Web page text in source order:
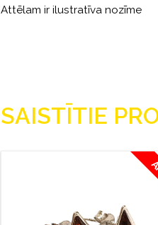
Attēlam ir ilustratīva nozīme
SAISTĪTIE